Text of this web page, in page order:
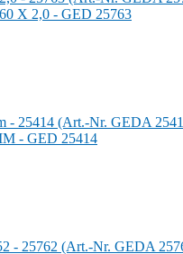
X 2,0 - GED 25763
- GED 25414